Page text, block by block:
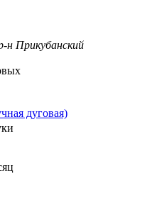
н Прикубанский
дуговая)